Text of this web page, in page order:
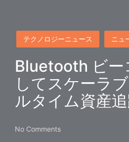
Posted
in
テクノロジーニュース ニュ
Bluetooth ビー
してスケーラ
ルタイム資産
No Comments